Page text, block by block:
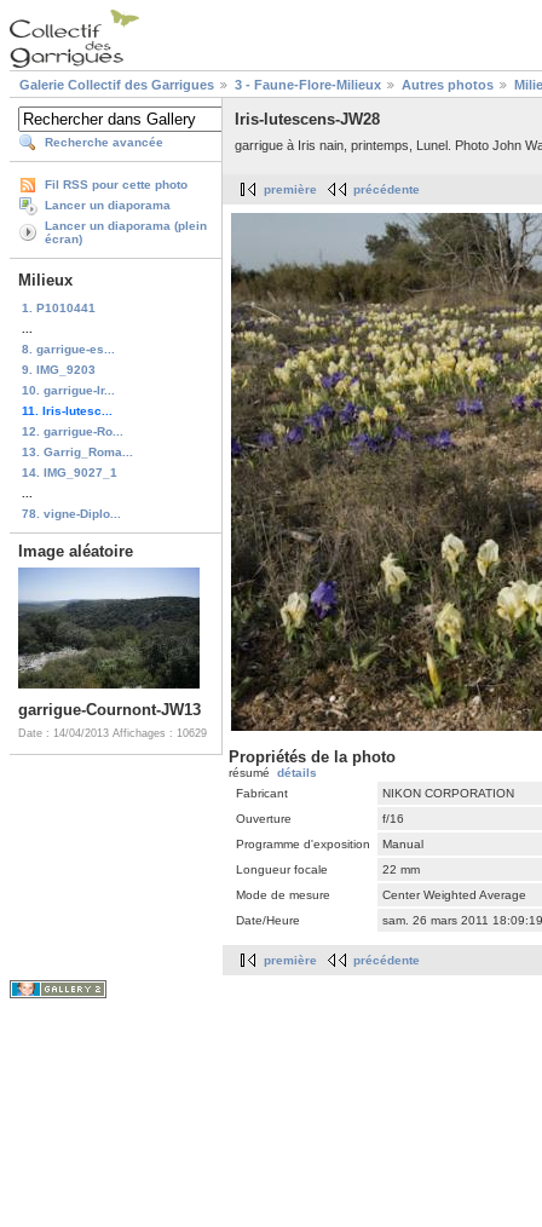
Galerie Collectif des Garrigues 3 - Faune-Flore-Milieux Autres photos
Recherche avancée
Fil RSS pour cette photo
Lancer un diaporama
Lancer un diaporama (plein
écran)
Milieux
1. P1010441
8. garrigue-es...
9. IMG_9203
10. garrigue-Ir...
11. Iris-lutesc...
12. garrigue-Ro...
13. Garrig_Roma...
14. IMG_9027_1
78. vigne-Diplo...
Image aléatoire
garrigue-Cournont-JW13
Date : 14/04/2013 Affichages : 10629
Iris-lutescens-JW28
garrigue à Iris nain, printemps, Lunel. Photo John
première précédente
Propriétés de la photo
résumé détails
Fabricant
NIKON CORPORATION
Ouverture
f/16
Programme d'exposition
Manual
Longueur focale
22 mm
Mode de mesure
Center Weighted Average
Date/Heure
sam. 26 mars 2011
première précédente